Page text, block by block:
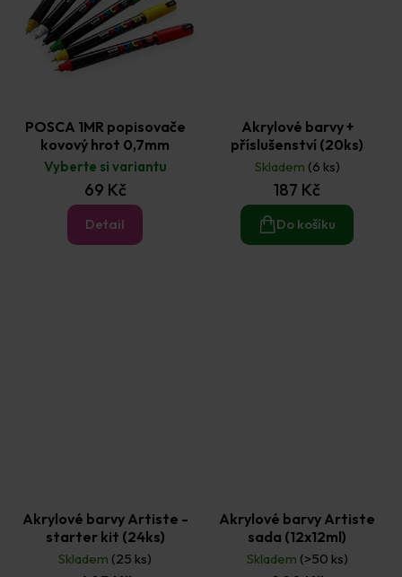
POSCA 1MR popisovače
kovový hrot 0,7mm
Vyberte si variantu
69 Kč
Detail
Akrylové barvy +
příslušenství (20ks)
Skladem (6 ks)
187 Kč
Do košíku
Akrylové barvy Artiste -
starter kit (24ks)
Skladem (25 ks)
Akrylové barvy Artiste
sada (12x12ml)
Skladem (>50 ks)